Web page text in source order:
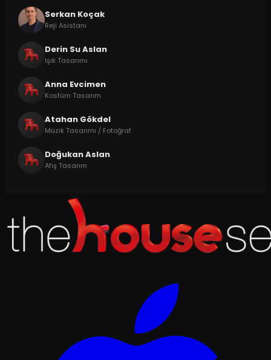
Serkan Koçak
Reji Asistanı
Derin Su Aslan
Işık Tasarımı
Anna Evcimen
Kostüm Tasarım
Atahan Gökdel
Müzik Tasarımı / Fotoğraf
Doğukan Aslan
Afiş Tasarım